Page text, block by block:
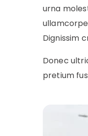
urna
Dignissim
Donec
pretium